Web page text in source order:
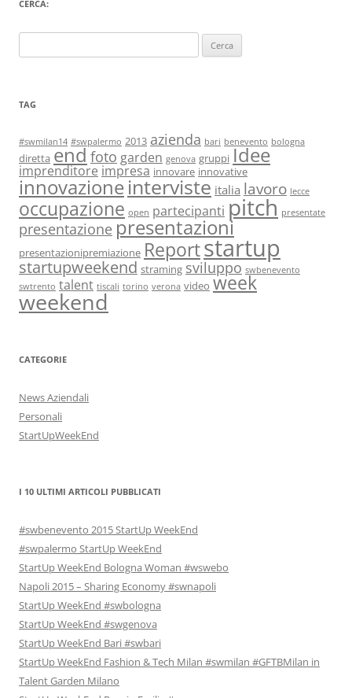
CERCA:
per:
TAG
#swmilan14 #swpalermo 2013 azienda bari benevento bologna
diretta endfoto garden genova gruppi Idee
imprenditore impresa innovare innovative
innovazioneinterviste italia lavoro lecce
occupazione open partecipanti pitch presentate
presentazione presentazioni
presentazionipremiazione Reportstartup
startupweekend straming sviluppo swbenevento
swtrento talent tiscali torino verona video week
weekend
CATEGORIE
News Aziendali
Personali
StartUpWeekEnd
I 10 ULTIMI ARTICOLI PUBBLICATI
#swbenevento 2015 StartUp WeekEnd
#swpalermo StartUp WeekEnd
StartUp WeekEnd Bologna Woman #wswebo
Napoli 2015 – Sharing Economy #swnapoli
StartUp WeekEnd #swbologna
StartUp WeekEnd #swgenova
StartUp WeekEnd Bari #swbari
StartUp WeekEnd Fashion & Tech Milan #swmilan #GFTBMilan in
Talent Garden Milano